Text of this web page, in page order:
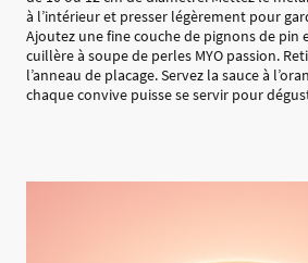
à l’intérieur et presser légèrement pour
Ajoutez une fine couche de pignons de pin
cuillère à soupe de perles MYO passion.
l’anneau de placage. Servez la sauce à
chaque convive puisse se servir pour